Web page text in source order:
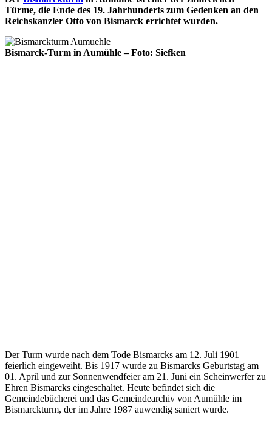
Türme, die Ende des 19. Jahrhunderts zum Gedenken an den
Reichskanzler Otto von Bismarck errichtet wurden.
Bismarck-Turm in Aumühle – Foto: Siefken
Der Turm wurde nach dem Tode Bismarcks am 12. Juli 1901
feierlich eingeweiht. Bis 1917 wurde zu Bismarcks Geburtstag am
01. April und zur Sonnenwendfeier am 21. Juni ein Scheinwerfer zu
Ehren Bismarcks eingeschaltet. Heute befindet sich die
Gemeindebücherei und das Gemeindearchiv von Aumühle im
Bismarckturm, der im Jahre 1987 auwendig saniert wurde.